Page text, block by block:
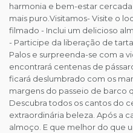
harmonia e bem-estar
mais puro.Visitamos- Visite o
filmado - Inclui um delicioso
- Participe da liberação de
Palos e surpreenda-se com a
encontrará centenas de
ficará deslumbrado com os
margens do passeio de barco
Descubra todos os cantos do
extraordinária beleza. Após a
almoço. E que melhor do que